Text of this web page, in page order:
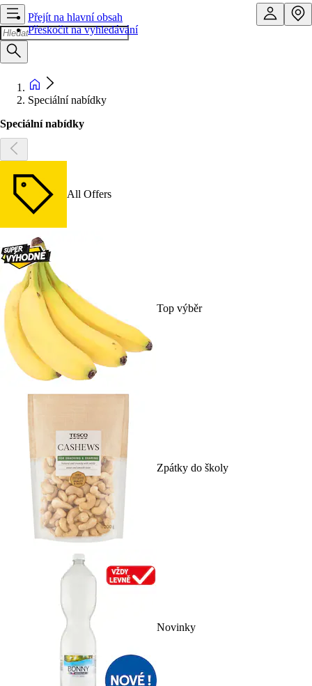
Přejít na hlavní obsah
Přeskočit na vyhledávání
Speciální nabídky
Speciální nabídky
All Offers
Top výběr
Zpátky do školy
Novinky